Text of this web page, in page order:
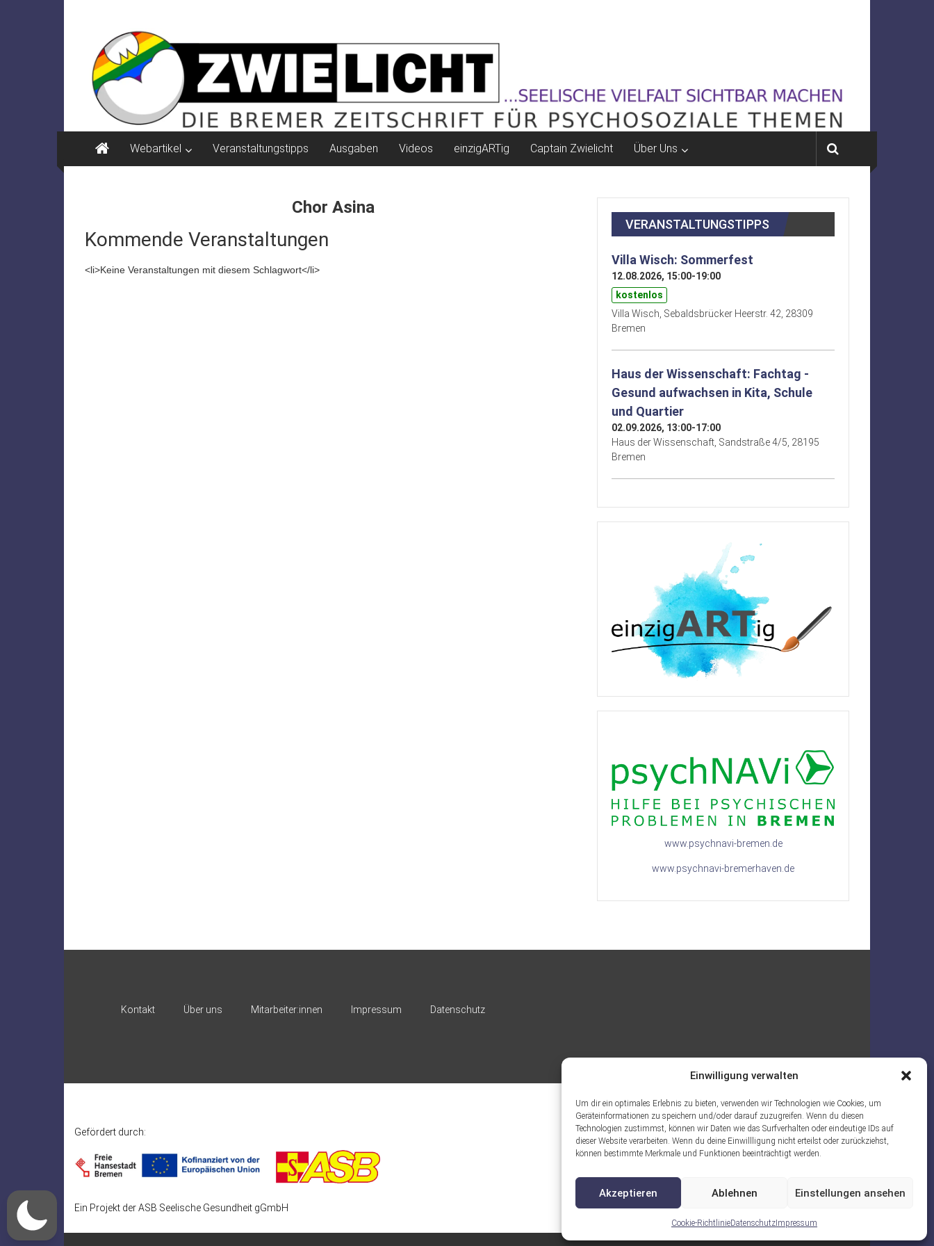
Einwilligung verwalten
Um dir ein optimales Erlebnis zu bieten, verwenden wir Technologien wie Cookies, um
Geräteinformationen zu speichern und/oder darauf zuzugreifen. Wenn du diesen
Technologien zustimmst, können wir Daten wie das Surfverhalten oder eindeutige IDs auf
dieser Website verarbeiten. Wenn du deine Einwillligung nicht erteilst oder zurückziehst,
können bestimmte Merkmale und Funktionen beeinträchtigt werden.
Akzeptieren Ablehnen Einstellungen ansehen
Cookie-RichtlinieDatenschutzImpressum
ZWIELICHT
BREMEN
DIE
BREMER
ZEITSCHRIFT
FÜR
PSYCHOSOZIALE
Webartikel Veranstaltungstipps Ausgaben Videos einzigARTig Captain Zwielicht Über Uns
Chor Asina
Kommende Veranstaltungen
<li>Keine Veranstaltungen mit diesem Schlagwort</li>
VERANSTALTUNGSTIPPS
Villa Wisch: Sommerfest
12.08.2026, 15:00-19:00
kostenlos
Villa Wisch, Sebaldsbrücker Heerstr. 42, 28309
Bremen
Haus der Wissenschaft: Fachtag -
Gesund aufwachsen in Kita, Schule
und Quartier
02.09.2026, 13:00-17:00
Haus der Wissenschaft, Sandstraße 4/5, 28195
Bremen
www.psychnavi-bremen.de
www.psychnavi-bremerhaven.de
Kontakt Über uns Mitarbeiter:innen Impressum Datenschutz
Gefördert durch:
Ein Projekt der ASB Seelische Gesundheit gGmbH